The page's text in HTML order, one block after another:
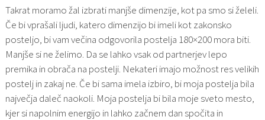
Takrat moramo žal izbrati manjše dimenzije, kot pa smo si želeli.
Če bi vprašali ljudi, katero dimenzijo bi imeli kot zakonsko
posteljo, bi vam večina odgovorila postelja 180×200 mora biti.
Manjše si ne želimo. Da se lahko vsak od partnerjev lepo
premika in obrača na postelji. Nekateri imajo možnost res velikih
postelj in zakaj ne. Če bi sama imela izbiro, bi moja postelja bila
največja daleč naokoli. Moja postelja bi bila moje sveto mesto,
kjer si napolnim energijo in lahko začnem dan spočita in